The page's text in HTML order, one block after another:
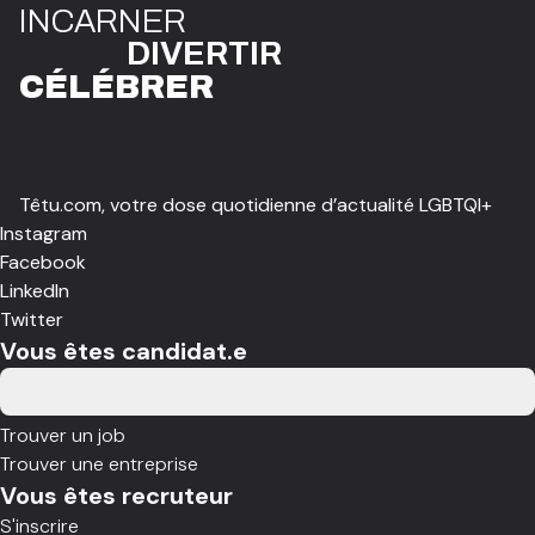
INCARNER
DIVERTIR
CÉLÉBRER
Têtu.com, votre dose quotidienne d’actualité LGBTQI+
Instagram
Facebook
LinkedIn
Twitter
Vous êtes candidat.e
Trouver un job
Trouver une entreprise
Vous êtes recruteur
S'inscrire